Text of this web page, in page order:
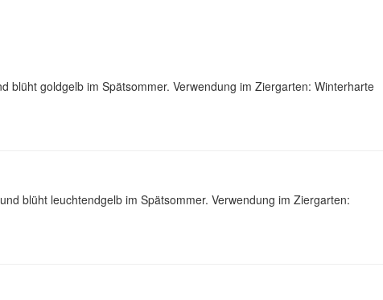
blüht goldgelb im Spätsommer. Verwendung im Ziergarten: Winterharte
blüht leuchtendgelb im Spätsommer. Verwendung im Ziergarten: